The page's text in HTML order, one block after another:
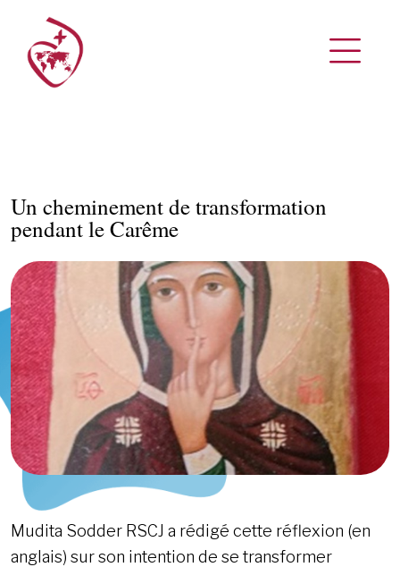
Un cheminement de transformation
pendant le Carême
Mudita Sodder RSCJ a rédigé cette réflexion (en
anglais) sur son intention de se transformer